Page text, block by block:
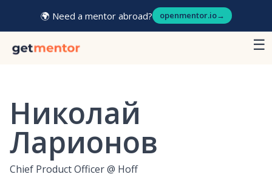
🌍 Need a mentor abroad? openmentor.io→
☰
Николай
Ларионов
Chief Product Officer@ Hoff